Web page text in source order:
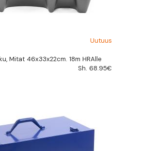
Uutuus
Mitat 46x33x22cm. 18m HRAlle
Sh. 68.95€